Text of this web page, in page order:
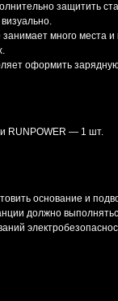
защитить
много места и
оформить
RUNPOWER — 1 шт.
основание и
должно